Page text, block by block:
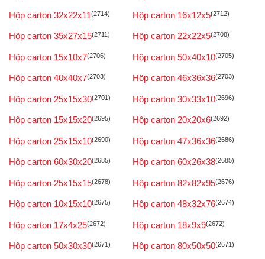
Hộp carton 32x22x11(2714) Hộp carton 16x12x5(2712)
Hộp carton 35x27x15(2711) Hộp carton 22x22x5(2708)
Hộp carton 15x10x7(2706) Hộp carton 50x40x10(2705)
Hộp carton 40x40x7(2703) Hộp carton 46x36x36(2703)
Hộp carton 25x15x30(2701) Hộp carton 30x33x10(2696)
Hộp carton 15x15x20(2695) Hộp carton 20x20x6(2692)
Hộp carton 25x15x10(2690) Hộp carton 47x36x36(2686)
Hộp carton 60x30x20(2685) Hộp carton 60x26x38(2685)
Hộp carton 25x15x15(2678) Hộp carton 82x82x95(2676)
Hộp carton 10x15x10(2675) Hộp carton 48x32x76(2674)
Hộp carton 17x4x25(2672) Hộp carton 18x9x9(2672)
Hộp carton 50x30x30(2671) Hộp carton 80x50x50(2671)